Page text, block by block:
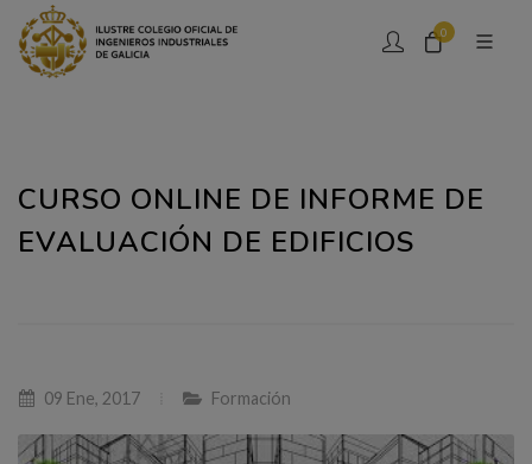
0
CURSO ONLINE DE INFORME DE
EVALUACIÓN DE EDIFICIOS
09 Ene, 2017 Formación